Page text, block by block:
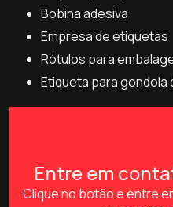
bobina adesiva
empresa de etiquetas
rótulos para
etiqueta para
Entre em
Clique no botão e entre